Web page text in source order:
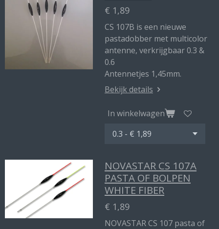
€ 1,89
CS 107B is een nieuwe
pastadobber met multicolor
antenne, verkrijgbaar 0.3 &
0.6
Antennetjes 1,45mm.
Bekijk details
In winkelwagen
NOVASTAR CS 107A
PASTA OF BOLPEN
WHITE FIBER
€ 1,89
NOVASTAR CS 107 pasta of